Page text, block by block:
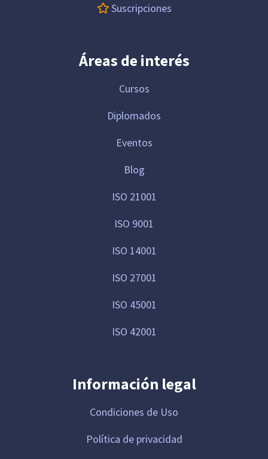
Suscripciones
Áreas de interés
Cursos
Diplomados
Eventos
Blog
ISO 21001
ISO 9001
ISO 14001
ISO 27001
ISO 45001
ISO 42001
Información legal
Condiciones de Uso
Política de privacidad